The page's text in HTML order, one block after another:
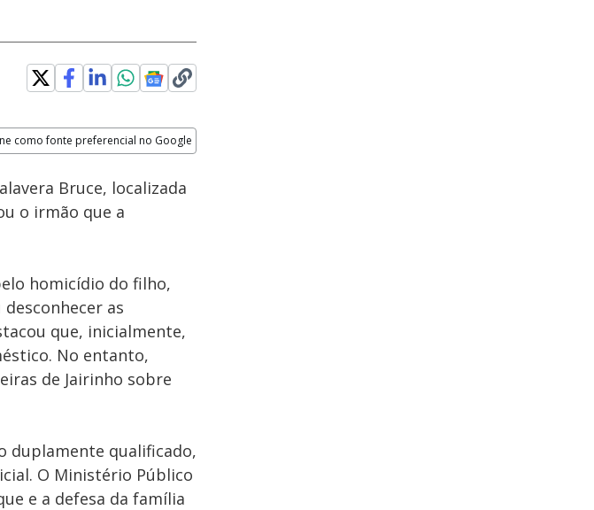
como fonte preferencial no Google
vendem ingressos falsos e
roubam identidades de
Bruce, localizada
o irmão que a
homicídio do filho,
as
que, inicialmente,
No entanto,
de Jairinho sobre
duplamente qualificado,
O Ministério Público
e a defesa da família